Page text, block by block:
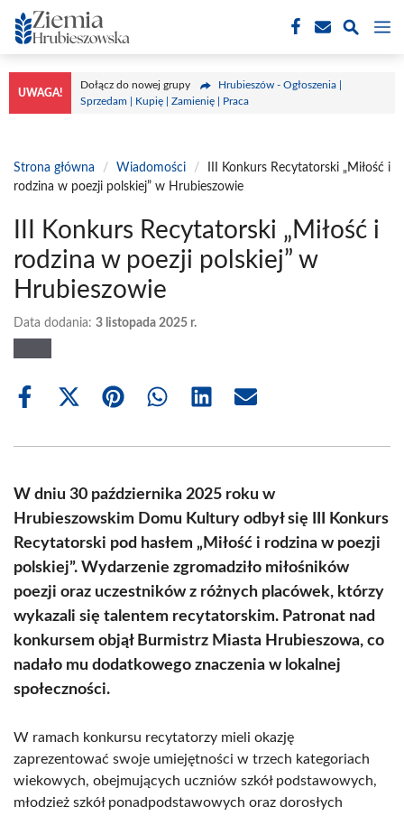
Przejdź
do
treści
UWAGA!
Dołącz do nowej grupy
Hrubieszów - Ogłoszenia |
Sprzedam | Kupię | Zamienię | Praca
Strona główna / Wiadomości /
III Konkurs Recytatorski „Miłość i
rodzina w poezji polskiej” w Hrubieszowie
III Konkurs Recytatorski „Miłość i
rodzina w poezji polskiej” w
Hrubieszowie
Data dodania: 3 listopada 2025 r.
Share
Share
(Twitter)
Share Share Share Share
W dniu 30 października 2025 roku w
Hrubieszowskim Domu Kultury odbył się III Konkurs
Recytatorski pod hasłem „Miłość i rodzina w poezji
polskiej”. Wydarzenie zgromadziło miłośników
poezji oraz uczestników z różnych placówek, którzy
wykazali się talentem recytatorskim. Patronat nad
konkursem objął Burmistrz Miasta Hrubieszowa, co
nadało mu dodatkowego znaczenia w lokalnej
społeczności.
W ramach konkursu recytatorzy mieli okazję
zaprezentować swoje umiejętności w trzech kategoriach
wiekowych, obejmujących uczniów szkół podstawowych,
młodzież szkół ponadpodstawowych oraz dorosłych